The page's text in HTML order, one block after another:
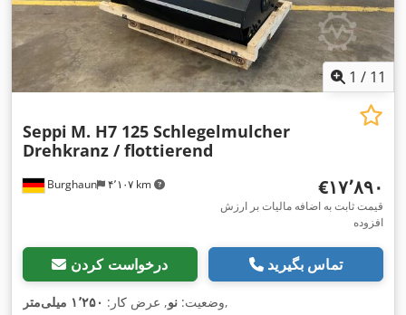
1 / 11
Burghaun ۴٬۱۰۷ km
Seppi M. H7 125 Schlegelmulcher
Drehkranz / flottierend
‎€۱۷٬۸۹۰
قیمت ثابت به اضافه مالیات بر ارزش
افزوده
درخواست کردن تماس بگیرید
وضعیت: نو, عرض کار: ۱٬۲۵۰ میلی‌متر ,